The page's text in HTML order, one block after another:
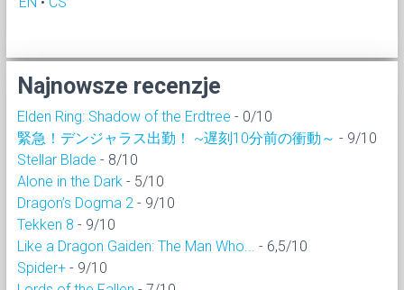
Najnowsze recenzje
Elden Ring: Shadow of the Erdtree - 0/10
緊急！デンジャラス出勤！ ~遅刻10分前の衝動～ - 9/10
Stellar Blade - 8/10
Alone in the Dark - 5/10
Dragon’s Dogma 2 - 9/10
Tekken 8 - 9/10
Like a Dragon Gaiden: The Man Who...
- 6,5/10
Spider+ - 9/10